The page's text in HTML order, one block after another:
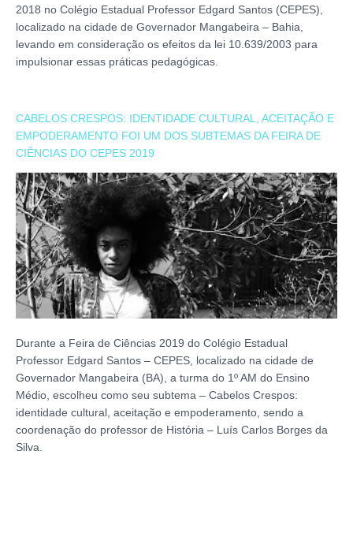
2018 no Colégio Estadual Professor Edgard Santos (CEPES),
localizado na cidade de Governador Mangabeira – Bahia,
levando em consideração os efeitos da lei 10.639/2003 para
impulsionar essas práticas pedagógicas.
CABELOS CRESPOS: IDENTIDADE CULTURAL, ACEITAÇÃO E
EMPODERAMENTO FOI UM DOS SUBTEMAS DA FEIRA DE
CIÊNCIAS DO CEPES 2019
Durante a Feira de Ciências 2019 do Colégio Estadual
Professor Edgard Santos – CEPES, localizado na cidade de
Governador Mangabeira (BA), a turma do 1º AM do Ensino
Médio, escolheu como seu subtema – Cabelos Crespos:
identidade cultural, aceitação e empoderamento, sendo a
coordenação do professor de História – Luís Carlos Borges da
Silva.